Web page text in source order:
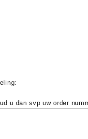
u dan svp uw order